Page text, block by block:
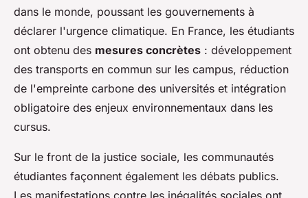
dans le monde, poussant les gouvernements à
déclarer l'urgence climatique. En France, les étudiants
ont obtenu des mesures concrètes : développement
des transports en commun sur les campus, réduction
de l'empreinte carbone des universités et intégration
obligatoire des enjeux environnementaux dans les
cursus.
Sur le front de la justice sociale, les communautés
étudiantes façonnent également les débats publics.
Les manifestations contre les inégalités sociales ont